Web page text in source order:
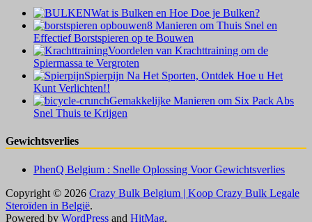
Wat is Bulken en Hoe Doe je Bulken?
8 Manieren om Thuis Snel en
Effectief Borstspieren op te Bouwen
Voordelen van Krachttraining om de
Spiermassa te Vergroten
Spierpijn Na Het Sporten, Ontdek Hoe u Het
Kunt Verlichten!!
Gemakkelijke Manieren om Six Pack Abs
Snel Thuis te Krijgen
Gewichtsverlies
PhenQ Belgium : Snelle Oplossing Voor Gewichtsverlies
Copyright © 2026 Crazy Bulk Belgium | Koop Crazy Bulk Legale
Steroïden in België.
Powered by WordPress and HitMag.